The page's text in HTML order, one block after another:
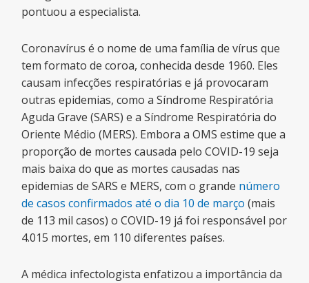
pontuou a especialista.
Coronavírus é o nome de uma família de vírus que
tem formato de coroa, conhecida desde 1960. Eles
causam infecções respiratórias e já provocaram
outras epidemias, como a Síndrome Respiratória
Aguda Grave (SARS) e a Síndrome Respiratória do
Oriente Médio (MERS). Embora a OMS estime que a
proporção de mortes causada pelo COVID-19 seja
mais baixa do que as mortes causadas nas
epidemias de SARS e MERS, com o grande número
de casos confirmados até o dia 10 de março (mais
de 113 mil casos) o COVID-19 já foi responsável por
4.015 mortes, em 110 diferentes países.
A médica infectologista enfatizou a importância da